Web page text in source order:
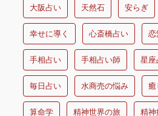
大阪占い 天然石 安らぎ
幸せに導く 心斎橋占い 恋
手相占い 手相占い師 星座
毎日占い 水商売の悩み 癒
算命学 精神世界の旅 精神